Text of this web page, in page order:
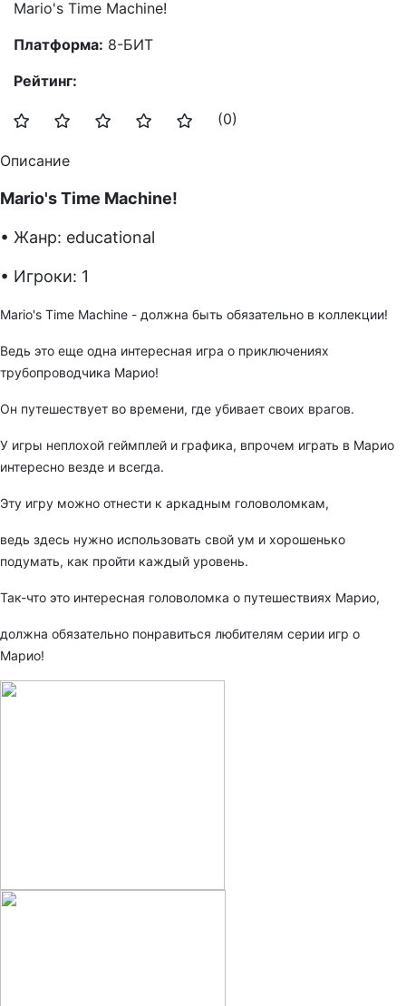
Mario's Time Machine!
Платформа: 8-БИТ
Рейтинг:
(0)
Описание
Mario's Time Machine!
• Жанр: educational
• Игроки: 1
Mario's Time Machine - должна быть обязательно в коллекции!
Ведь это еще одна интересная игра о приключениях
трубопроводчика Марио!
Он путешествует во времени, где убивает своих врагов.
У игры неплохой геймплей и графика, впрочем играть в Марио
интересно везде и всегда.
Эту игру можно отнести к аркадным головоломкам,
ведь здесь нужно использовать свой ум и хорошенько
подумать, как пройти каждый уровень.
Так-что это интересная головоломка о путешествиях Марио,
должна обязательно понравиться любителям серии игр о
Марио!